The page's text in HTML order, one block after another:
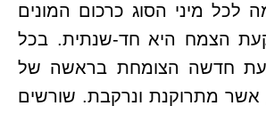
לכל מיני הסוג כרכום המונים
פקעת הצמח היא חד-שנתית. בכל
חדשה הצומחת בראשה של
מתרוקנת ונרקבת. שורשים